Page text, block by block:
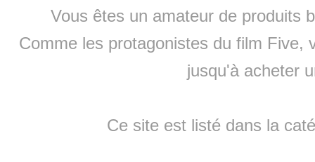
Vous êtes un amateur de produits
Comme les protagonistes du film Five,
jusqu'à acheter
Ce site est listé dans la